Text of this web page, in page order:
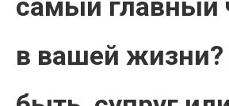
самый главный
в вашей